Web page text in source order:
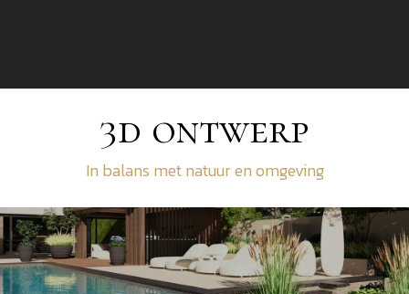
3d ontwerp
In balans met natuur en omgeving